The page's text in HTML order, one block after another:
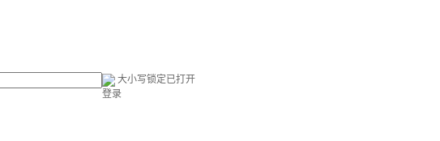
大小写锁定已打开
登录